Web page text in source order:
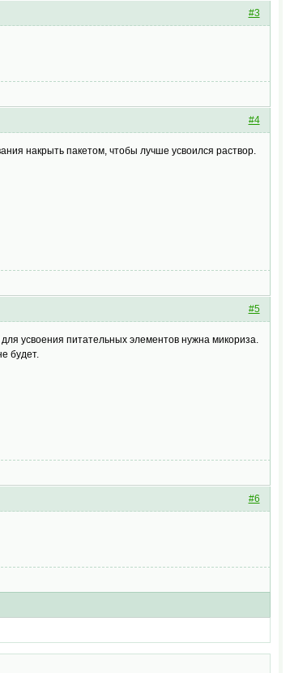
#3
#4
накрыть пакетом, чтобы лучше усвоился раствор.
#5
усвоения питательных элементов нужна микориза.
будет.
#6